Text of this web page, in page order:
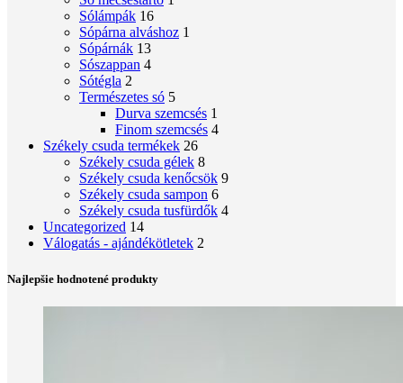
Sólámpák 16
Sópárna alváshoz 1
Sópárnák 13
Sószappan 4
Sótégla 2
Természetes só 5
Durva szemcsés 1
Finom szemcsés 4
Székely csuda termékek 26
Székely csuda gélek 8
Székely csuda kenőcsök 9
Székely csuda sampon 6
Székely csuda tusfürdők 4
Uncategorized 14
Válogatás - ajándékötletek 2
Najlepšie hodnotené produkty